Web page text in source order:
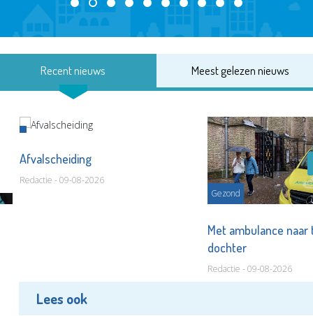
Recent nieuws Meest gelezen nieuws
Afvalscheiding
Redactie - 09-08-2026
Gezond
Met ambulance
dochter
Redactie - 09-08-2026
Lees ook